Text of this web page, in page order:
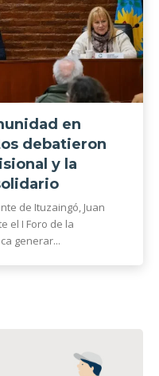
en
debatieron
y la
de Ituzaingó, Juan
el I Foro de la
generar...